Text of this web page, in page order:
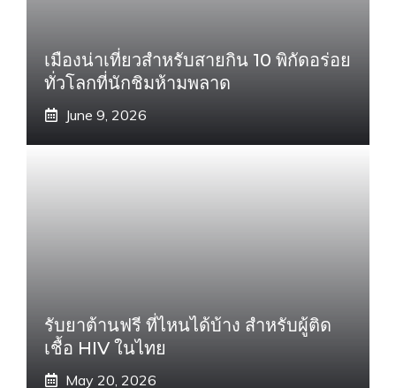
เมืองน่าเที่ยวสำหรับสายกิน 10 พิกัดอร่อย
ทั่วโลกที่นักชิมห้ามพลาด
June 9, 2026
รับยาต้านฟรี ที่ไหนได้บ้าง สำหรับผู้ติด
เชื้อ HIV ในไทย
May 20, 2026